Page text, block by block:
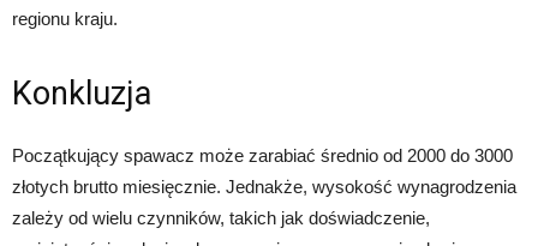
regionu kraju.
Konkluzja
Początkujący spawacz może zarabiać średnio od 2000 do 3000
złotych brutto miesięcznie. Jednakże, wysokość wynagrodzenia
zależy od wielu czynników, takich jak doświadczenie,